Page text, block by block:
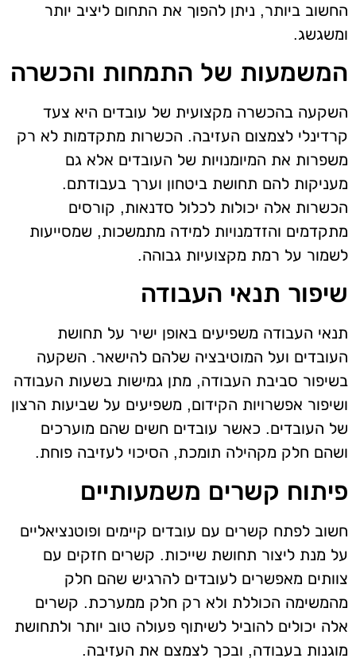
החשוב ביותר, ניתן להפוך את התחום ליציב יותר
ומשגשג.
המשמעות של התמחות והכשרה
השקעה בהכשרה מקצועית של עובדים היא צעד
קרדינלי לצמצום העזיבה. הכשרות מתקדמות לא רק
משפרות את המיומנויות של העובדים אלא גם
מעניקות להם תחושת ביטחון וערך בעבודתם.
הכשרות אלה יכולות לכלול סדנאות, קורסים
מתקדמים והזדמנויות למידה מתמשכות, שמסייעות
לשמור על רמת מקצועיות גבוהה.
שיפור תנאי העבודה
תנאי העבודה משפיעים באופן ישיר על תחושת
העובדים ועל המוטיבציה שלהם להישאר. השקעה
בשיפור סביבת העבודה, מתן גמישות בשעות העבודה
ושיפור אפשרויות הקידום, משפיעים על שביעות הרצון
של העובדים. כאשר עובדים חשים שהם מוערכים
ושהם חלק מקהילה תומכת, הסיכוי לעזיבה פוחת.
פיתוח קשרים משמעותיים
חשוב לפתח קשרים עם עובדים קיימים ופוטנציאליים
על מנת ליצור תחושת שייכות. קשרים חזקים עם
צוותים מאפשרים לעובדים להרגיש שהם חלק
מהמשימה הכוללת ולא רק חלק ממערכת. קשרים
אלה יכולים להוביל לשיתוף פעולה טוב יותר ולתחושת
מוגנות בעבודה, ובכך לצמצם את העזיבה.